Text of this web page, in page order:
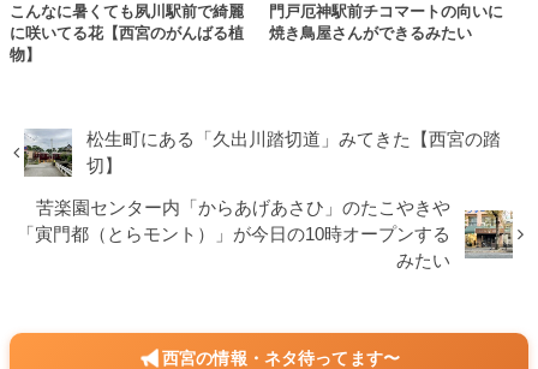
こんなに暑くても夙川駅前で綺麗
に咲いてる花【西宮のがんばる植
物】
門戸厄神駅前チコマートの向いに
焼き鳥屋さんができるみたい
松生町にある「久出川踏切道」みてきた【西宮の踏
切】
苦楽園センター内「からあげあさひ」のたこやきや
「寅門都（とらモント）」が今日の10時オープンする
みたい
西宮の情報・ネタ待ってます〜